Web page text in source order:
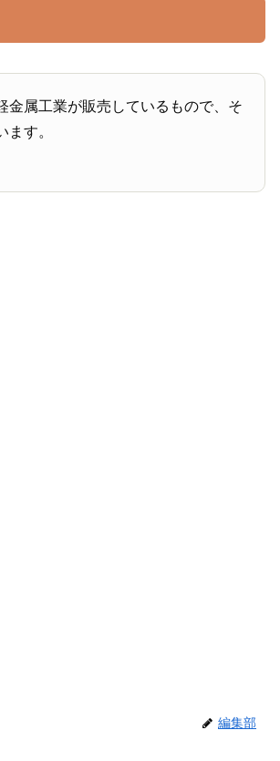
金属工業が販売しているもので、そ
ます。
編集部